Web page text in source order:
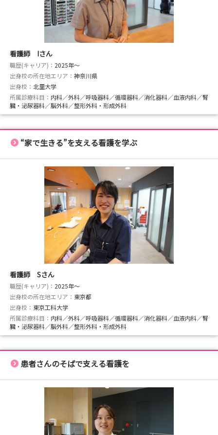
看護師 Iさん
職歴(キャリア)： 2025年〜
出身校の所在地エリア： 神奈川県
出身校： 北里大学
所属診療科目： 内科／外科／呼吸器科／循環器科／消化器科／血液内科／腎
臓・泌尿器科／脳外科／整形外科・形成外科
“家で生きる”を支える看護を学ぶ
看護師 Sさん
職歴(キャリア)： 2025年〜
出身校の所在地エリア： 東京都
出身校： 東京工科大学
所属診療科目： 内科／外科／呼吸器科／循環器科／消化器科／血液内科／腎
臓・泌尿器科／脳外科／整形外科・形成外科
患者さんのそばで支える看護を